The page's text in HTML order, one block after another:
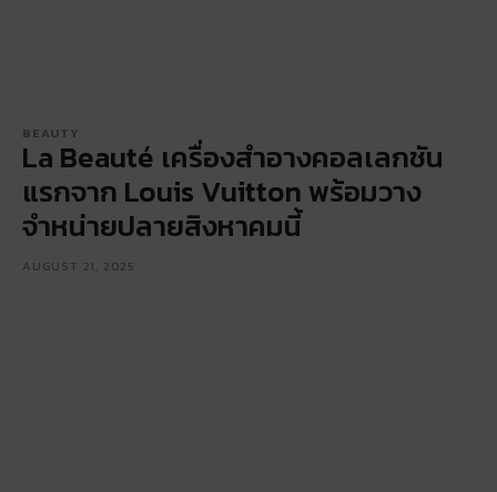
BEAUTY
La Beauté เครื่องสำอางคอลเลกชัน
แรกจาก Louis Vuitton พร้อมวาง
จำหน่ายปลายสิงหาคมนี้
AUGUST 21, 2025